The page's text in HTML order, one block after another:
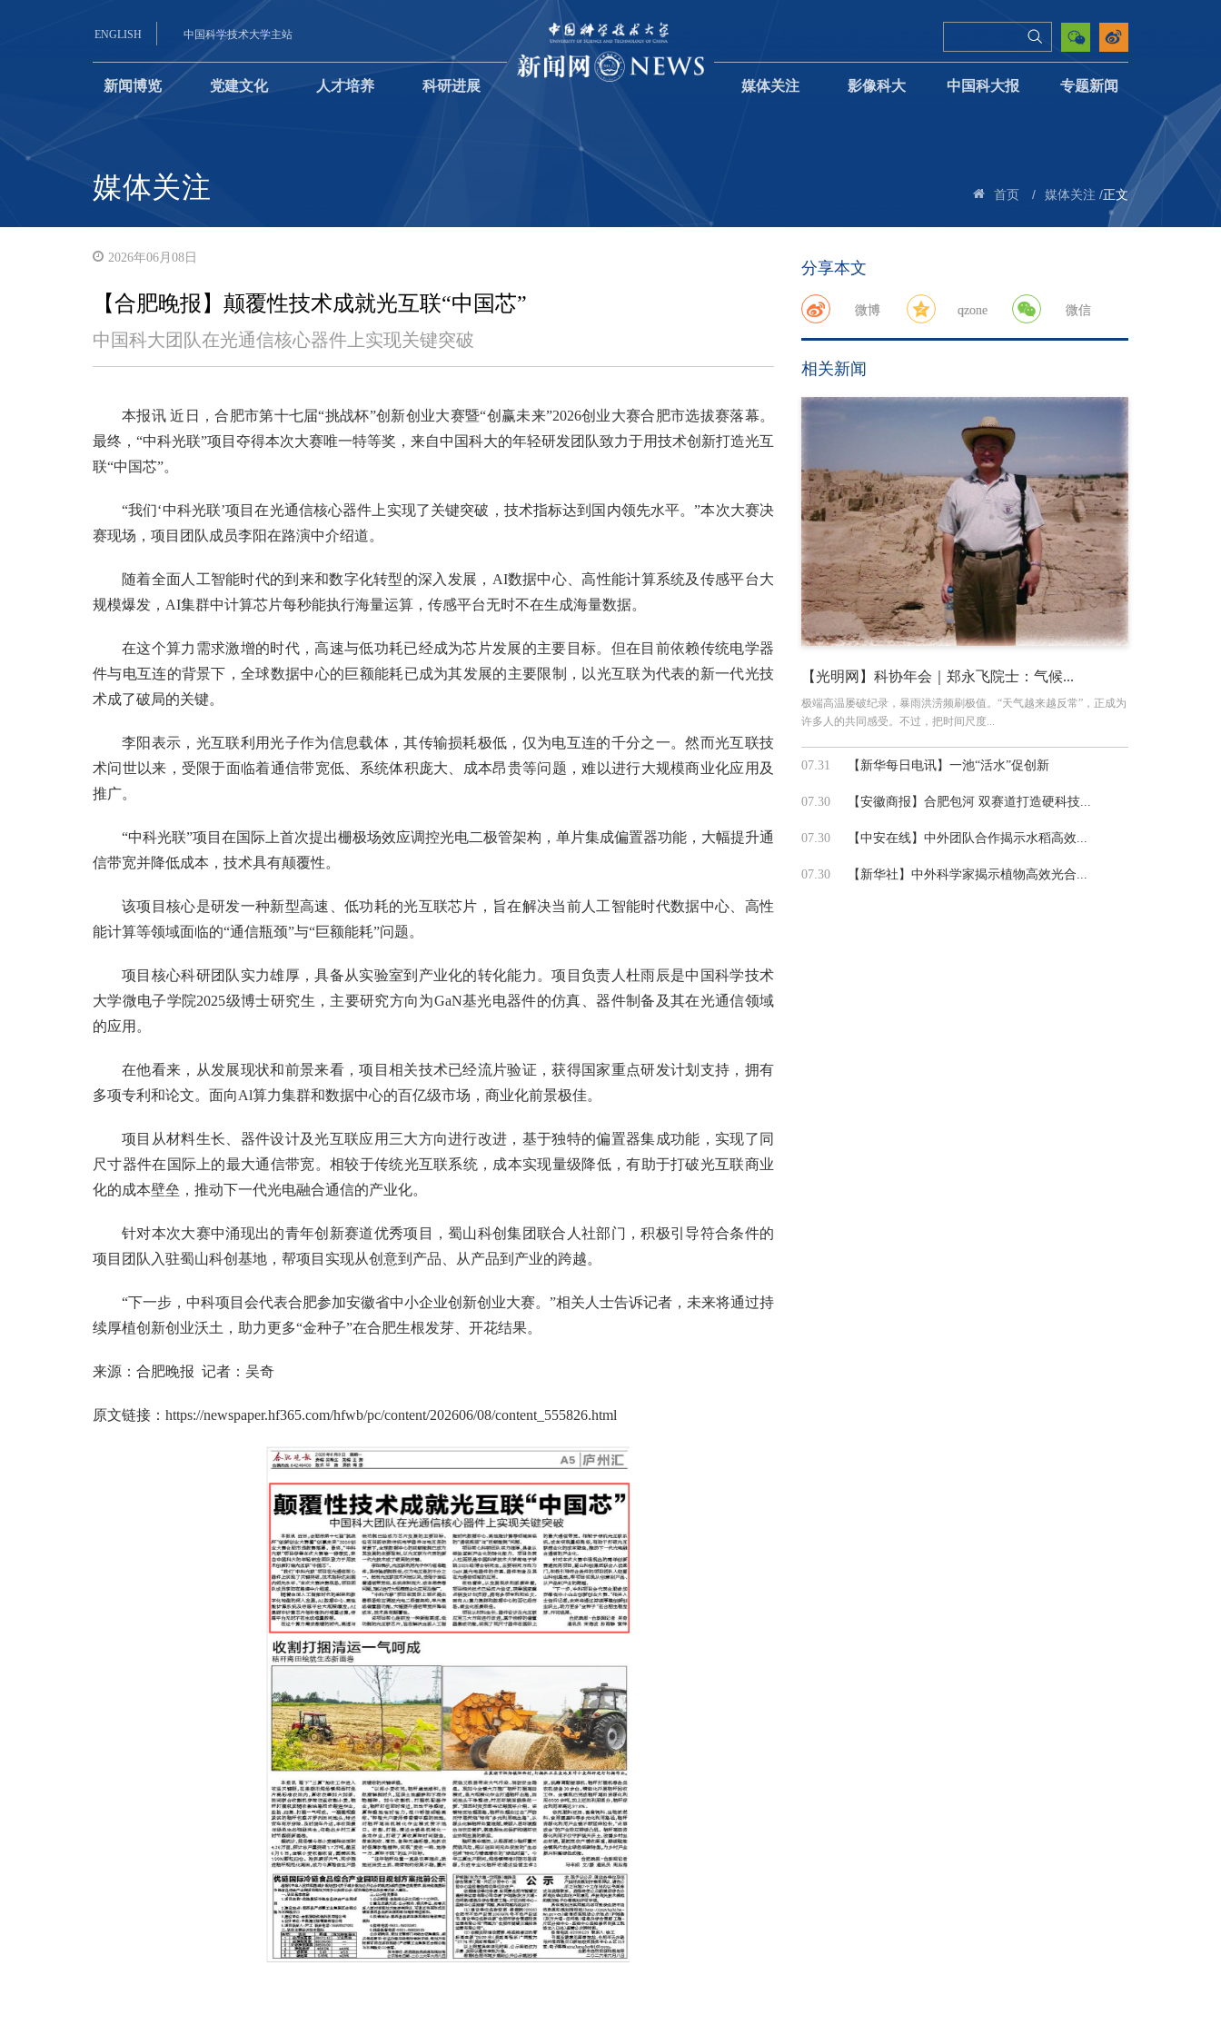
ENGLISH 中国科学技术大学主站
新闻博览 党建文化 人才培养 科研进展 媒体关注 影像科大 中国科大报 专题新闻
媒体关注 首页 / 媒体关注 /正文
2026年06月08日
【合肥晚报】颠覆性技术成就光互联“中国芯”
中国科大团队在光通信核心器件上实现关键突破
本报讯 近日，合肥市第十七届“挑战杯”创新创业大赛暨“创赢未来”2026创业大赛合肥市选拔赛落幕。
最终，“中科光联”项目夺得本次大赛唯一特等奖，来自中国科大的年轻研发团队致力于用技术创新打造光互
联“中国芯”。
“我们‘中科光联’项目在光通信核心器件上实现了关键突破，技术指标达到国内领先水平。”本次大赛决
赛现场，项目团队成员李阳在路演中介绍道。
随着全面人工智能时代的到来和数字化转型的深入发展，AI数据中心、高性能计算系统及传感平台大
规模爆发，AI集群中计算芯片每秒能执行海量运算，传感平台无时不在生成海量数据。
在这个算力需求激增的时代，高速与低功耗已经成为芯片发展的主要目标。但在目前依赖传统电学器
件与电互连的背景下，全球数据中心的巨额能耗已成为其发展的主要限制，以光互联为代表的新一代光技
术成了破局的关键。
李阳表示，光互联利用光子作为信息载体，其传输损耗极低，仅为电互连的千分之一。然而光互联技
术问世以来，受限于面临着通信带宽低、系统体积庞大、成本昂贵等问题，难以进行大规模商业化应用及
推广。
“中科光联”项目在国际上首次提出栅极场效应调控光电二极管架构，单片集成偏置器功能，大幅提升通
信带宽并降低成本，技术具有颠覆性。
该项目核心是研发一种新型高速、低功耗的光互联芯片，旨在解决当前人工智能时代数据中心、高性
能计算等领域面临的“通信瓶颈”与“巨额能耗”问题。
项目核心科研团队实力雄厚，具备从实验室到产业化的转化能力。项目负责人杜雨辰是中国科学技术
大学微电子学院2025级博士研究生，主要研究方向为GaN基光电器件的仿真、器件制备及其在光通信领域
的应用。
在他看来，从发展现状和前景来看，项目相关技术已经流片验证，获得国家重点研发计划支持，拥有
多项专利和论文。面向Al算力集群和数据中心的百亿级市场，商业化前景极佳。
项目从材料生长、器件设计及光互联应用三大方向进行改进，基于独特的偏置器集成功能，实现了同
尺寸器件在国际上的最大通信带宽。相较于传统光互联系统，成本实现量级降低，有助于打破光互联商业
化的成本壁垒，推动下一代光电融合通信的产业化。
针对本次大赛中涌现出的青年创新赛道优秀项目，蜀山科创集团联合人社部门，积极引导符合条件的
项目团队入驻蜀山科创基地，帮项目实现从创意到产品、从产品到产业的跨越。
“下一步，中科项目会代表合肥参加安徽省中小企业创新创业大赛。”相关人士告诉记者，未来将通过持
续厚植创新创业沃土，助力更多“金种子”在合肥生根发芽、开花结果。
来源：合肥晚报 记者：吴奇
原文链接： https://newspaper.hf365.com/hfwb/pc/content/202606/08/content_555826.html
分享本文
微博 qzone 微信
相关新闻
【光明网】科协年会｜郑永飞院士：气候...
极端高温屡破纪录，暴雨洪涝频刷极值。“天气越来越反常”，正成为
许多人的共同感受。不过，把时间尺度...
07.31 【新华每日电讯】一池“活水”促创新
07.30 【安徽商报】合肥包河 双赛道打造硬科技...
07.30 【中安在线】中外团队合作揭示水稻高效...
07.30 【新华社】中外科学家揭示植物高效光合...